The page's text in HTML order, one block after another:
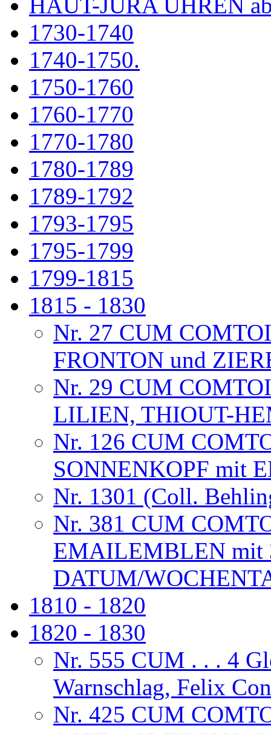
HAUT-JURA UHREN
1730-1740
1740-1750.
1750-1760
1760-1770
1770-1780
1780-1789
1789-1792
1793-1795
1795-1799
1799-1815
1815 - 1830
Nr. 27 CUM
FRONTON und
Nr. 29 CUM
LILIEN, THIOUT-
Nr. 126 CUM
SONNENKOPF mit
Nr. 1301 (Coll.
Nr. 381 CUM
EMAILEMBLEN mit
DATUM/
1810 - 1820
1820 - 1830
Nr. 555 CUM . . . 4
Warnschlag, Felix
Nr. 425 CUM